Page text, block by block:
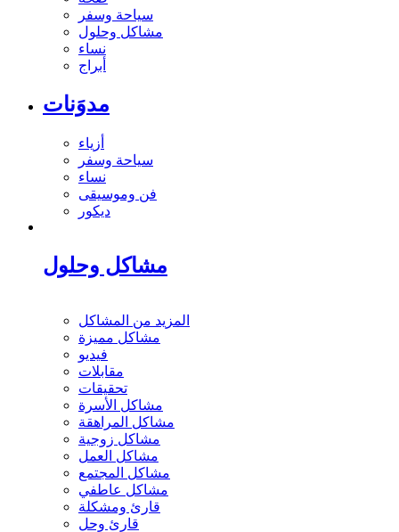
سياحة وسفر
مشاكل وحلول
نساء
أبراج
مدوَنات
أزياء
سياحة وسفر
نساء
فن وموسيقى
ديكور
مشاكل وحلول
المزيد من المشاكل
مشاكل مميزة
فيديو
مقابلات
تحقيقات
مشاكل الأسرة
مشاكل المراهقة
مشاكل زوجية
مشاكل العمل
مشاكل المجتمع
مشاكل عاطفي
قارئ ومشكلة
قارئ وحل